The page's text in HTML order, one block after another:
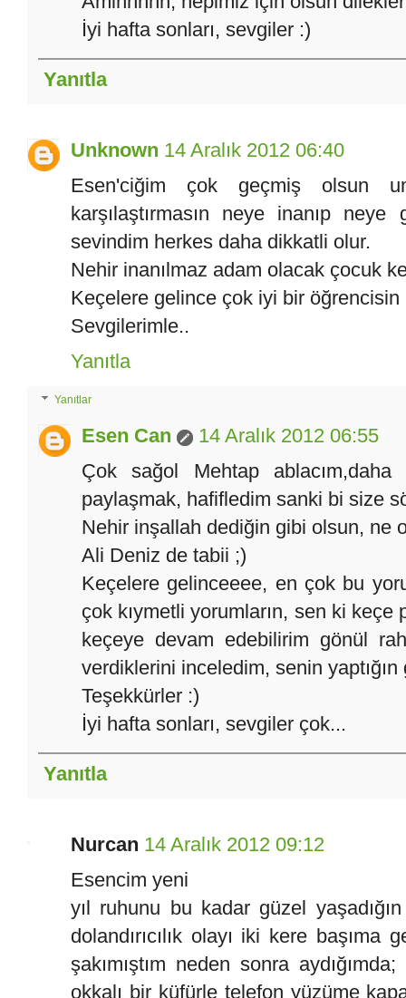
İyi hafta sonları, sevgiler :)
Yanıtla
Unknown 14 Aralık 2012 06:40
Esen'ciğim çok geçmiş olsun
karşılaştırmasın neye inanıp
sevindim herkes daha dikkatli olur.
Nehir inanılmaz adam olacak çocuk
Keçelere gelince çok iyi bir öğrencisin
Sevgilerimle..
Yanıtla
Yanıtlar
Esen Can
14 Aralık 2012 06:55
Çok sağol Mehtap
paylaşmak, hafifledim sanki bi size
Nehir inşallah dediğin gibi olsun, ne
Ali Deniz de tabii ;)
Keçelere gelinceeee, en çok bu
çok kıymetli yorumların, sen ki keçe
keçeye devam edebilirim gönül
verdiklerini inceledim, senin yaptığın
Teşekkürler :)
İyi hafta sonları, sevgiler çok...
Yanıtla
Nurcan 14 Aralık 2012 09:12
Esencim yeni
yıl ruhunu bu kadar güzel
dolandırıcılık olayı iki kere
şakımıştım neden sonra
okkalı bir küfürle telefon yüzüme